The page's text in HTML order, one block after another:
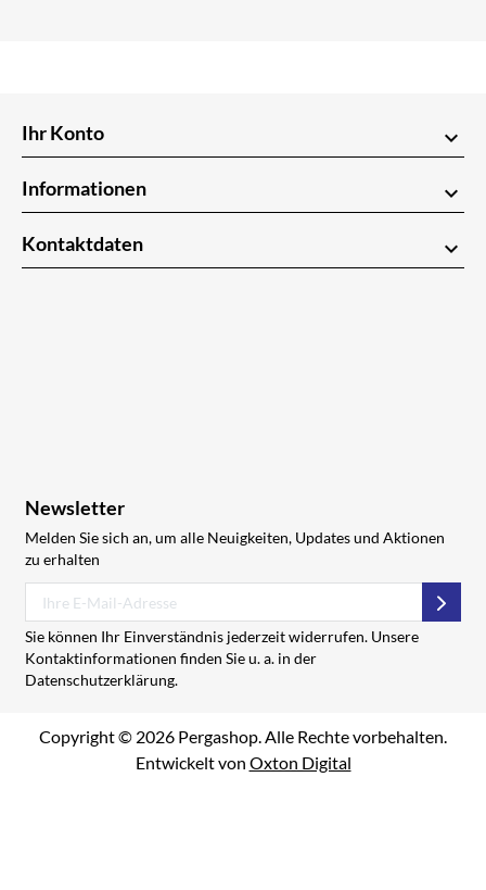
Ihr Konto keyboard_arrow_down
Informationen keyboard_arrow_down
Kontaktdaten keyboard_arrow_down
Newsletter
Melden Sie sich an, um alle Neuigkeiten, Updates und Aktionen
zu erhalten
Sie können Ihr Einverständnis jederzeit widerrufen. Unsere
Kontaktinformationen finden Sie u. a. in der
Datenschutzerklärung.
Copyright © 2026 Pergashop. Alle Rechte vorbehalten.
Entwickelt von Oxton Digital